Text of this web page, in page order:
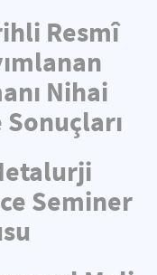
Resmî
Nihai
Seminer